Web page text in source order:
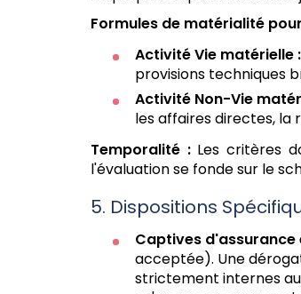
Formules de matérialité
Activité Vie matérielle :
provisions techniques
Activité Non-Vie
les affaires directes,
Temporalité :Les critères
l'évaluation se fonde sur le
5. Dispositions
Captives d'assurance
acceptée). Une
strictement internes